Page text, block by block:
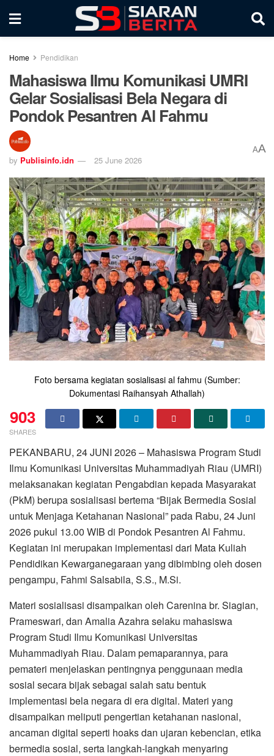
Home Pendidikan
Mahasiswa Ilmu Komunikasi UMRI
Gelar Sosialisasi Bela Negara di
Pondok Pesantren Al Fahmu
by Publisinfo.idn 25 June 2026
AA
Foto bersama kegiatan sosialisasi al fahmu (Sumber:
Dokumentasi Raihansyah Athallah)
903
SHARES
PEKANBARU, 24 JUNI 2026 – Mahasiswa Program Studi
Ilmu Komunikasi Universitas Muhammadiyah Riau (UMRI)
melaksanakan kegiatan Pengabdian kepada Masyarakat
(PkM) berupa sosialisasi bertema “Bijak Bermedia Sosial
untuk Menjaga Ketahanan Nasional” pada Rabu, 24 Juni
2026 pukul 13.00 WIB di Pondok Pesantren Al Fahmu.
Kegiatan ini merupakan implementasi dari Mata Kuliah
Pendidikan Kewarganegaraan yang dibimbing oleh dosen
pengampu, Fahmi Salsabila, S.S., M.Si.
Materi sosialisasi disampaikan oleh Carenina br. Siagian,
Prameswari, dan Amalia Azahra selaku mahasiswa
Program Studi Ilmu Komunikasi Universitas
Muhammadiyah Riau. Dalam pemaparannya, para
pemateri menjelaskan pentingnya penggunaan media
sosial secara bijak sebagai salah satu bentuk
implementasi bela negara di era digital. Materi yang
disampaikan meliputi pengertian ketahanan nasional,
ancaman digital seperti hoaks dan ujaran kebencian, etika
bermedia sosial, serta langkah-langkah menyaring